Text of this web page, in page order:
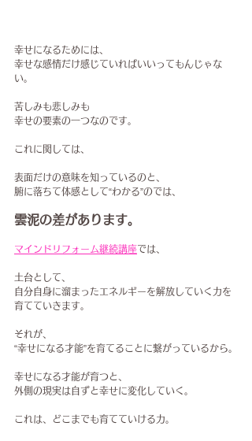
幸せになるためには、
幸せな感情だけ感じていればいいってもんじゃな
い。
苦しみも悲しみも
幸せの要素の一つなのです。
これに関しては、
表面だけの意味を知っているのと、
腑に落ちて体感として“わかる”のでは、
雲泥の差があります。
マインドリフォーム継続講座では、
土台として、
自分自身に溜まったエネルギーを解放していく力を
育てていきます。
それが、
“幸せになる才能”を育てることに繋がっているから。
幸せになる才能が育つと、
外側の現実は自ずと幸せに変化していく。
これは、どこまでも育てていける力。